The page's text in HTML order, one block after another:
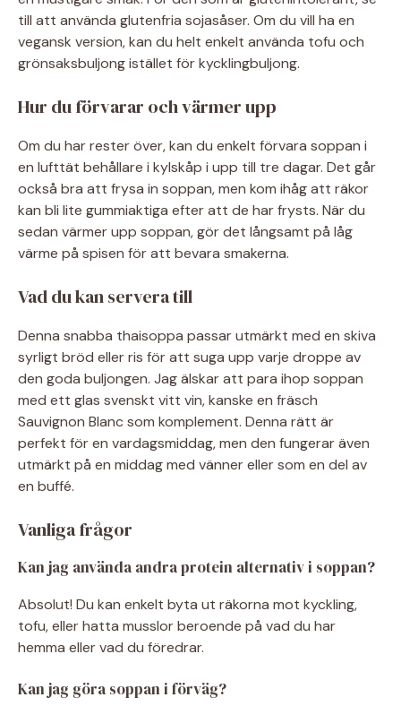
till att använda glutenfria sojasåser. Om du vill ha en
vegansk version, kan du helt enkelt använda tofu och
grönsaksbuljong istället för kycklingbuljong.
Hur du förvarar och värmer upp
Om du har rester över, kan du enkelt förvara soppan i
en lufttät behållare i kylskåp i upp till tre dagar. Det går
också bra att frysa in soppan, men kom ihåg att räkor
kan bli lite gummiaktiga efter att de har frysts. När du
sedan värmer upp soppan, gör det långsamt på låg
värme på spisen för att bevara smakerna.
Vad du kan servera till
Denna snabba thaisoppa passar utmärkt med en skiva
syrligt bröd eller ris för att suga upp varje droppe av
den goda buljongen. Jag älskar att para ihop soppan
med ett glas svenskt vitt vin, kanske en fräsch
Sauvignon Blanc som komplement. Denna rätt är
perfekt för en vardagsmiddag, men den fungerar även
utmärkt på en middag med vänner eller som en del av
en buffé.
Vanliga frågor
Kan jag använda andra protein alternativ i soppan?
Absolut! Du kan enkelt byta ut räkorna mot kyckling,
tofu, eller hatta musslor beroende på vad du har
hemma eller vad du föredrar.
Kan jag göra soppan i förväg?